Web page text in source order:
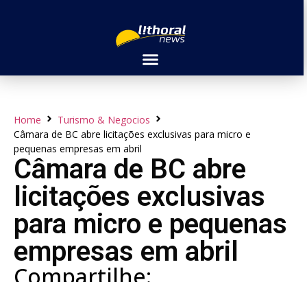
Home
Turismo & Negocios
Câmara de BC abre licitações exclusivas para micro e
pequenas empresas em abril
Câmara de BC abre
licitações exclusivas
para micro e pequenas
empresas em abril